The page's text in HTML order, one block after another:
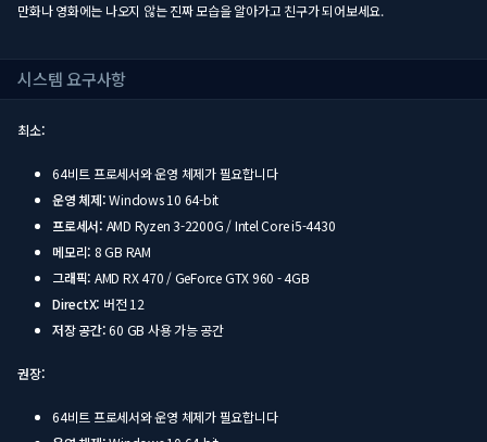
만화나 영화에는 나오지 않는 진짜 모습을 알아가고 친구가 되어보세요.
시스템 요구사항
최소:
64비트 프로세서와 운영 체제가 필요합니다
운영 체제:Windows 10 64-bit
프로세서: AMD Ryzen 3-2200G / Intel Core i5-4430
메모리: 8 GB RAM
그래픽: AMD RX 470 / GeForce GTX 960 - 4GB
DirectX: 버전 12
저장 공간:60 GB 사용 가능 공간
권장:
64비트 프로세서와 운영 체제가 필요합니다